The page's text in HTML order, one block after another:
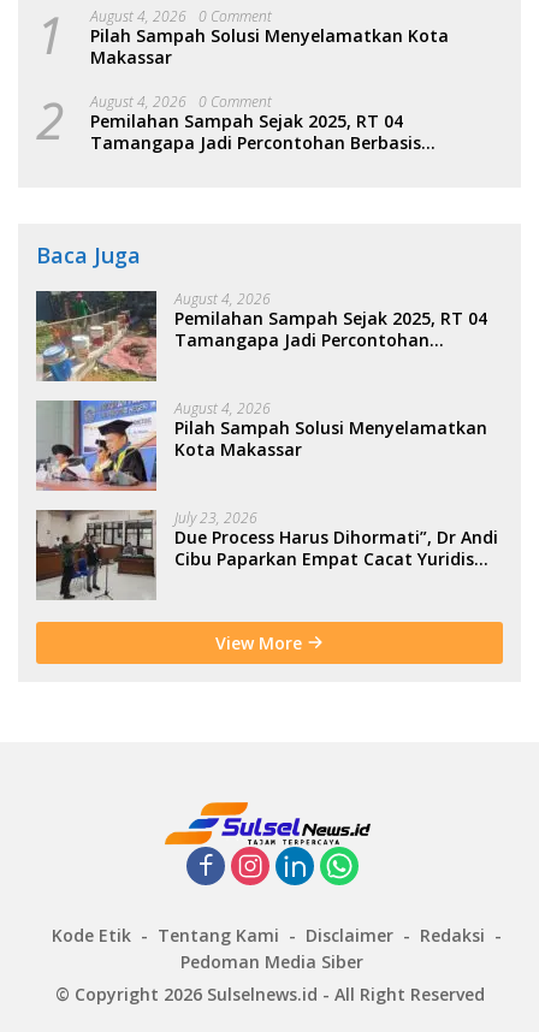
1 August 4, 2026 0 Comment
Pilah Sampah Solusi Menyelamatkan Kota
Makassar
2 August 4, 2026 0 Comment
Pemilahan Sampah Sejak 2025, RT 04
Tamangapa Jadi Percontohan Berbasis
Baca Juga
August 4, 2026
Pemilahan Sampah Sejak 2025, RT 04
Tamangapa Jadi Percontohan
August 4, 2026
Pilah Sampah Solusi Menyelamatkan
Kota Makassar
July 23, 2026
Due Process Harus Dihormati”, Dr Andi
Cibu Paparkan Empat Cacat Yuridis
View More
Kode Etik Tentang Kami Disclaimer
Redaksi
Pedoman Media Siber
© Copyright 2026 Sulselnews.id - All Right Reserved